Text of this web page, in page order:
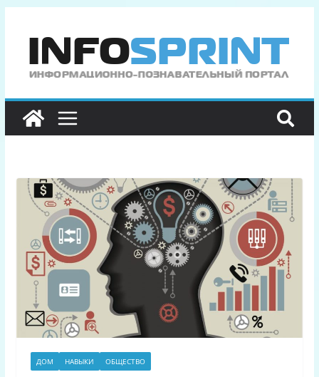
содержимому
ДОМ НАВЫКИ ОБЩЕСТВО